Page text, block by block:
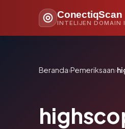
ConectiqScan
INTELIJEN DOMAIN
Beranda›Pemeriksaan›